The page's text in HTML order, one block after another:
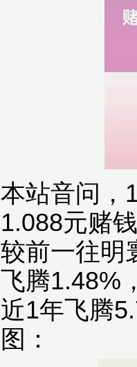
本站音问，
1.088元赌
较前一往明
飞腾1.48%
近1年飞腾
图：